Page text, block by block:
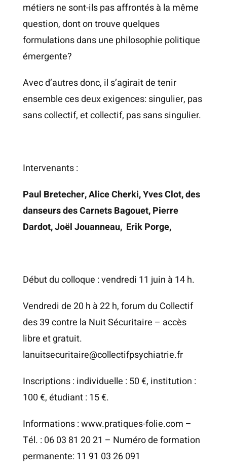
métiers ne sont-ils pas affrontés à la même
question, dont on trouve quelques
formulations dans une philosophie politique
émergente?
Avec d’autres donc, il s’agirait de tenir
ensemble ces deux exigences: singulier, pas
sans collectif, et collectif, pas sans singulier.
Intervenants :
Paul Bretecher, Alice Cherki, Yves Clot, des
danseurs des Carnets Bagouet, Pierre
Dardot, Joël Jouanneau, Erik Porge,
Début du colloque : vendredi 11 juin à 14 h.
Vendredi de 20 h à 22 h, forum du Collectif
des 39 contre la Nuit Sécuritaire – accès
libre et gratuit.
lanuitsecuritaire@collectifpsychiatrie.fr
Inscriptions : individuelle : 50 €, institution :
100 €, étudiant : 15 €.
Informations :www.pratiques-folie.com –
Tél. : 06 03 81 20 21 – Numéro de formation
permanente: 11 91 03 26 091